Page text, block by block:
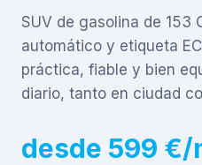
SUV de gasolina de 153
automático y etiqueta
práctica, fiable y bien
diario, tanto en ciudad
desde 599 €/